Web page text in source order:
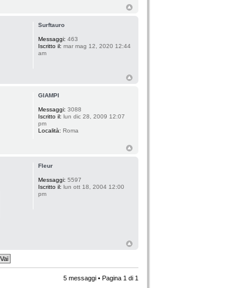
Surftauro
Messaggi: 463
Iscritto il: mar mag 12, 2020 12:44
am
GIAMPI
Messaggi: 3088
Iscritto il: lun dic 28, 2009 12:07
pm
Località: Roma
Fleur
Messaggi: 5597
Iscritto il: lun ott 18, 2004 12:00
pm
5 messaggi • Pagina 1 di 1